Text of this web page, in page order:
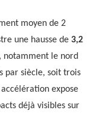
moyen de 2
une hausse de 3,2
notamment le nord
par siècle, soit trois
expose
déjà visibles sur